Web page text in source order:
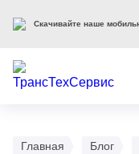
Главная Блог
Скачивайте наше